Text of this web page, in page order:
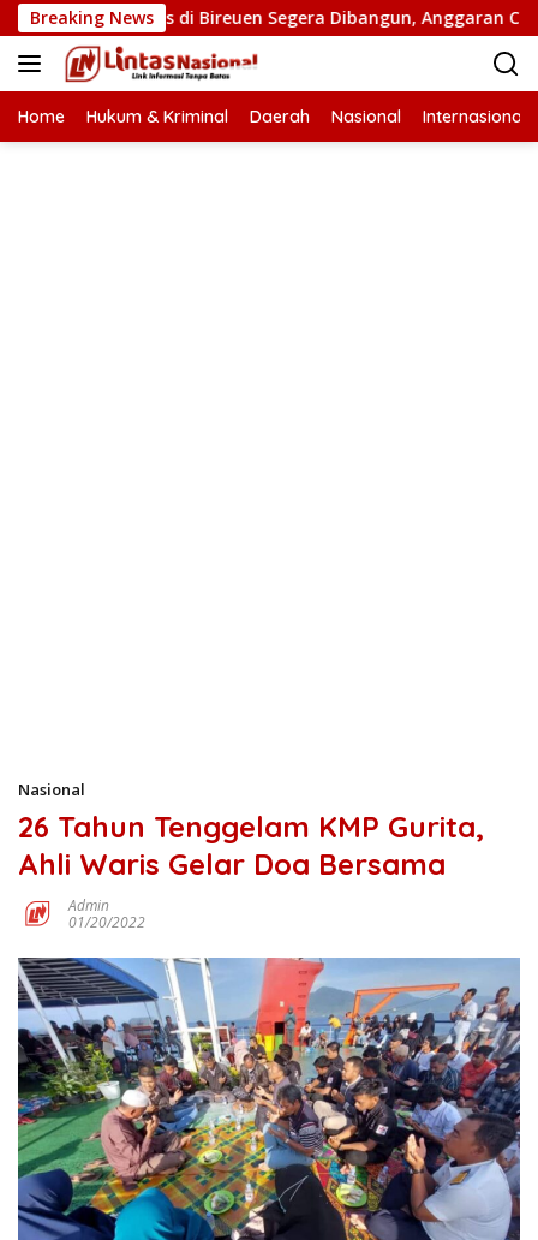
Langsung
ke
konten
Breaking News
Putus di Bireuen Segera Dibangun, Anggaran Capai 500
Home Hukum & Kriminal Daerah Nasional Internasional
Nasional
26 Tahun Tenggelam KMP Gurita,
Ahli Waris Gelar Doa Bersama
Admin
01/20/2022